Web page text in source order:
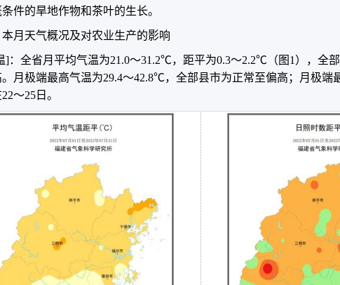
件的旱地作物和茶叶的生长。
天气概况及对农业生产的影响
全省月平均气温为21.0～31.2℃，距平为0.3～2.2℃（图1），全
月极端最高气温为29.4～42.8℃，全部县市为正常至偏高；月极端
～25日。